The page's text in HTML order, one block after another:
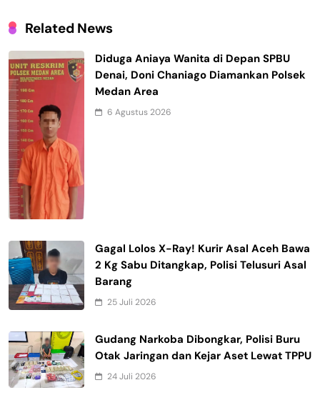
Related News
Diduga Aniaya Wanita di Depan SPBU
Denai, Doni Chaniago Diamankan Polsek
Medan Area
6 Agustus 2026
Gagal Lolos X-Ray! Kurir Asal Aceh Bawa
2 Kg Sabu Ditangkap, Polisi Telusuri Asal
Barang
25 Juli 2026
Gudang Narkoba Dibongkar, Polisi Buru
Otak Jaringan dan Kejar Aset Lewat TPPU
24 Juli 2026